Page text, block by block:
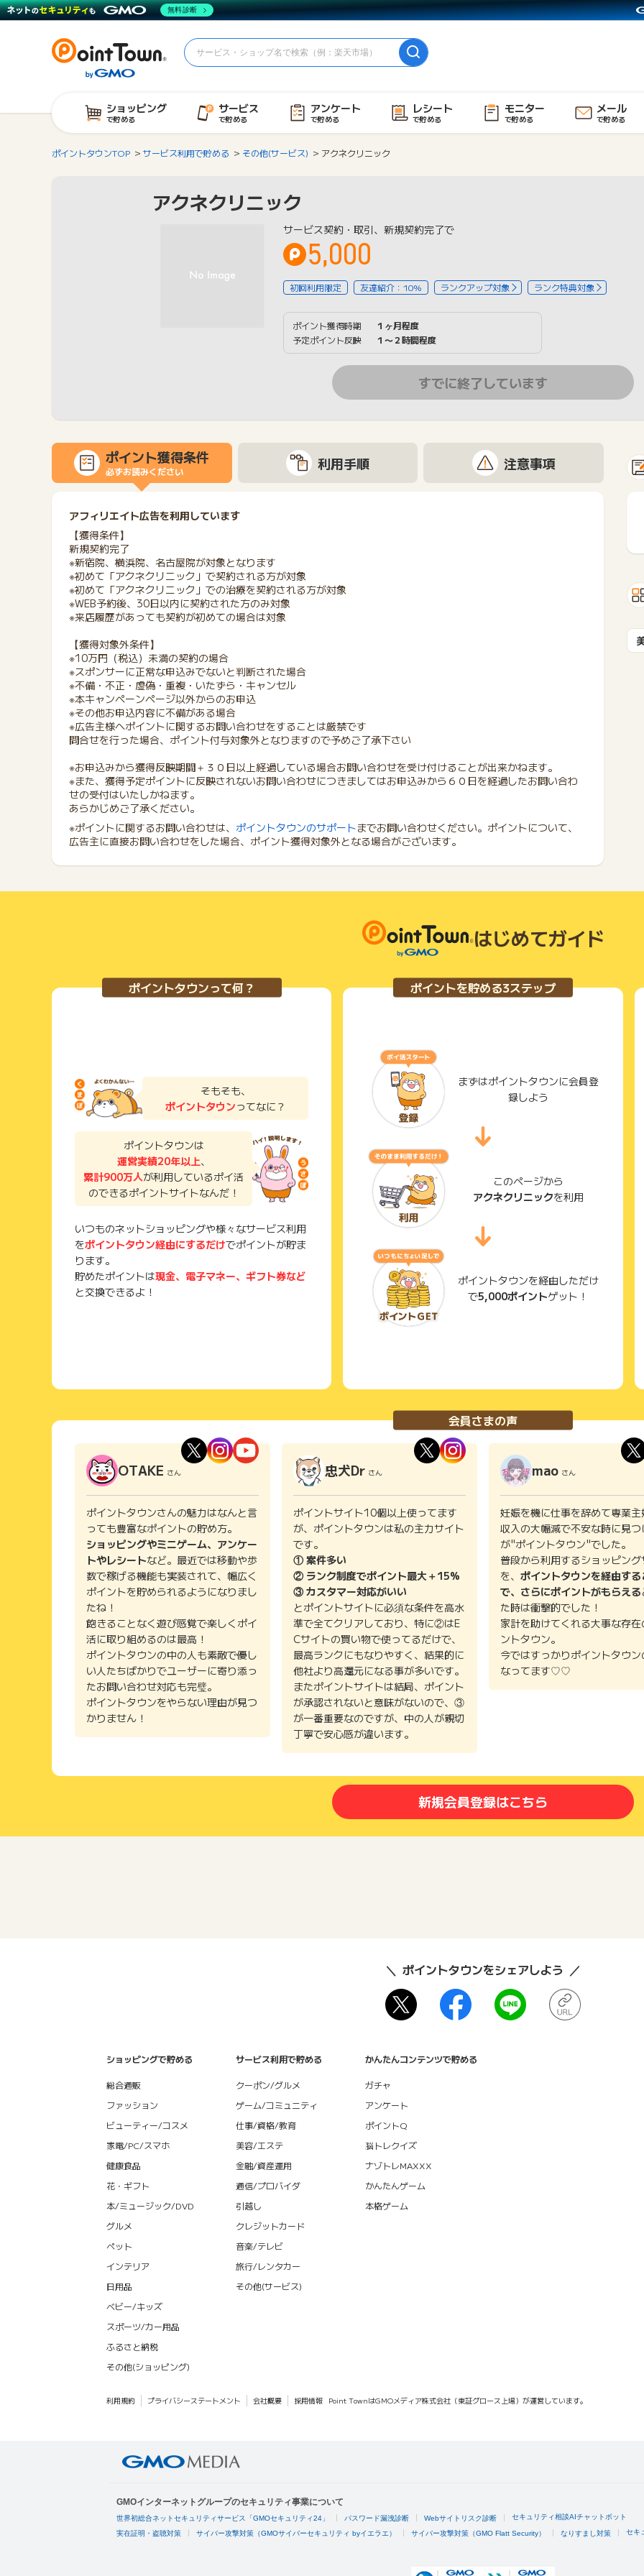
ショッピング
で貯める
サービス
で貯める
アンケート
で貯める
レシート
で貯める
モニター
で貯める
メール
で貯める
ポイントタウンTOP サービス利用で貯める その他(サービス) アクネクリニック
アクネクリニック
サービス契約・取引、新規契約完了で
5,000
初回利用限定 友達紹介：10% ランクアップ対象 ランク特典対象
ポイント獲得時期
１ヶ月程度
予定ポイント反映
１〜２時間程度
すでに終了しています
ポイント獲得条件
必ずお読みください 利用手順 注意事項
アフィリエイト広告を利用しています
【獲得条件】
新規契約完了
※新宿院、横浜院、名古屋院が対象となります
※初めて「アクネクリニック」で契約される方が対象
※初めて「アクネクリニック」での治療を契約される方が対象
※WEB予約後、30日以内に契約された方のみ対象
※来店履歴があっても契約が初めての場合は対象
【獲得対象外条件】
※10万円（税込）未満の契約の場合
※スポンサーに正常な申込みでないと判断された場合
※不備・不正・虚偽・重複・いたずら・キャンセル
※本キャンペーンページ以外からのお申込
※その他お申込内容に不備がある場合
※広告主様へポイントに関するお問い合わせをすることは厳禁です
問合せを行った場合、ポイント付与対象外となりますので予めご了承下さい
※お申込みから獲得反映期間＋３０日以上経過している場合お問い合わせを受け付けることが出来かねます。
※また、獲得予定ポイントに反映されないお問い合わせにつきましてはお申込みから６０日を経過したお問い合わ
せの受付はいたしかねます。
あらかじめご了承ください。
※ポイントに関するお問い合わせは、 ポイントタウンのサポートまでお問い合わせください。ポイントについて、
広告主に直接お問い合わせをした場合、ポイント獲得対象外となる場合がございます。
はじめてガイド
ポイントタウンって何？
そもそも、
ポイントタウンってなに？
ポイントタウンは
運営実績20年以上、
累計900万人が利用しているポイ活
のできるポイントサイトなんだ！
いつものネットショッピングや様々なサービス利用
をポイントタウン経由にするだけでポイントが貯ま
ります。
貯めたポイントは現金、電子マネー、ギフト券など
と交換できるよ！
ポイントを貯める3ステップ
まずはポイントタウンに会員登
録しよう
このページから
アクネクリニックを利用
ポイントタウンを経由しただけ
で5,000ポイントゲット！
会員さまの声
OTAKE さん
ポイントタウンさんの魅力はなんと言
っても豊富なポイントの貯め方。
ショッピングやミニゲーム、アンケー
トやレシートなど。最近では移動や歩
数で稼げる機能も実装されて、幅広く
ポイントを貯められるようになりまし
たね！
飽きることなく遊び感覚で楽しくポイ
活に取り組めるのは最高！
ポイントタウンの中の人も素敵で優し
い人たちばかりでユーザーに寄り添っ
たお問い合わせ対応も完璧。
ポイントタウンをやらない理由が見つ
かりません！
忠犬Dr さん
ポイントサイト10個以上使ってます
が、ポイントタウンは私の主力サイト
です。
① 案件多い
② ランク制度でポイント最大＋15%
③ カスタマー対応がいい
とポイントサイトに必須な条件を高水
準で全てクリアしており、特に②はE
Cサイトの買い物で使ってるだけで、
最高ランクにもなりやすく、結果的に
他社より高還元になる事が多いです。
またポイントサイトは結局、ポイント
が承認されないと意味がないので、③
が一番重要なのですが、中の人が親切
丁寧で安心感が違います。
mao さん
妊娠を機に仕事を辞めて専業主
収入の大幅減で不安な時に見つ
が"ポイントタウン"でした。
普段から利用するショッピング
を、 ポイントタウンを経由する
で、さらにポイントがもらえる
た時は衝撃的でした！
家計を助けてくれる大事な存在
ントタウン。
今ではすっかりポイントタウン
なってます♡♡
新規会員登録はこちら
ポイントタウンをシェアしよう
ショッピングで貯める
総合通販
ファッション
ビューティー/コスメ
家電/PC/スマホ
健康食品
花・ギフト
本/ミュージック/DVD
グルメ
ペット
インテリア
日用品
ベビー/キッズ
スポーツ/カー用品
ふるさと納税
その他(ショッピング)
サービス利用で貯める
クーポン/グルメ
ゲーム/コミュニティ
仕事/資格/教育
美容/エステ
金融/資産運用
通信/プロバイダ
引越し
クレジットカード
音楽/テレビ
旅行/レンタカー
その他(サービス)
かんたんコンテンツで貯める
ガチャ
アンケート
ポイントQ
脳トレクイズ
ナゾトレMAXXX
かんたんゲーム
本格ゲーム
利用規約 プライバシーステートメント 会社概要 採用情報 Point TownはGMOメディア株式会社（東証グロース上場）が運営しています。
GMOインターネットグループのセキュリティ事業について
世界初総合ネットセキュリティサービス「GMOセキュリティ24」 パスワード漏洩診断 Webサイトリスク診断 セキュリティ相談AIチャットボット
実在証明・盗聴対策 サイバー攻撃対策（GMOサイバーセキュリティ byイエラエ） サイバー攻撃対策（GMO Flatt Security） なりすまし対策 セキ
無料診断